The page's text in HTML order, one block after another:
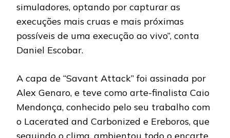
simuladores, optando por capturar as
execuções mais cruas e mais próximas
possíveis de uma execução ao vivo”, conta
Daniel Escobar.
A capa de “Savant Attack” foi assinada por
Alex Genaro, e teve como arte-finalista Caio
Mendonça, conhecido pelo seu trabalho com
o Lacerated and Carbonized e Ereboros, que
seguindo o clima, ambientou todo o encarte